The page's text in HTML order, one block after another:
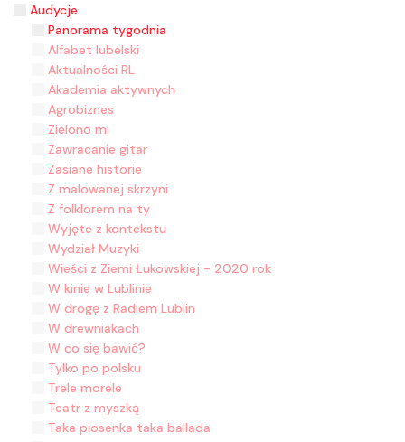
Audycje
Panorama tygodnia
Alfabet lubelski
Aktualności RL
Akademia aktywnych
Agrobiznes
Zielono mi
Zawracanie gitar
Zasiane historie
Z malowanej skrzyni
Z folklorem na ty
Wyjęte z kontekstu
Wydział Muzyki
Wieści z Ziemi Łukowskiej - 2020 rok
W kinie w Lublinie
W drogę z Radiem Lublin
W drewniakach
W co się bawić?
Tylko po polsku
Trele morele
Teatr z myszką
Taka piosenka taka ballada